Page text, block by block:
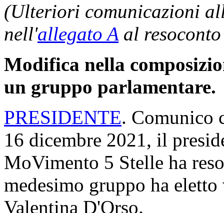
(Ulteriori comunicazioni
nell'allegato Aal
Modifica nella
un gruppo parlamentare.
PRESIDENTE. Comunico
16 dicembre 2021, il
MoVimento 5 Stelle ha
medesimo gruppo ha
Valentina D'Orso.